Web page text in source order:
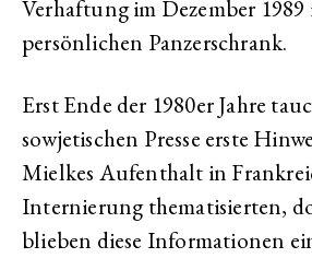
Verhaftung im Dezember 1989
persönlichen Panzerschrank.
Erst Ende der 1980er Jahre
sowjetischen Presse erste
Mielkes Aufenthalt in
Internierung thematisierten,
blieben diese Informationen